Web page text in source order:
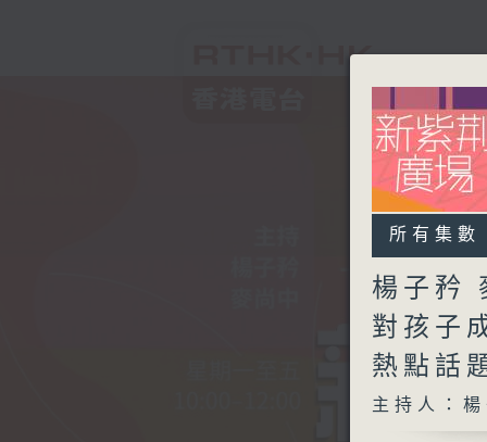
所有集數
楊子矜
對孩子
熱點話
主持人：